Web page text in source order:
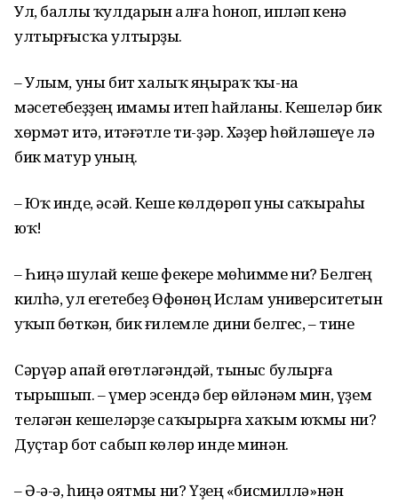
Ул, баллы ҡулдарын алға һоноп, ипләп кенә
ултырғысҡа ултырҙы.
– Улым, уны бит халыҡ яңыраҡ ҡы-на
мәсетебеҙҙең имамы итеп һайланы. Кешеләр бик
хөрмәт итә, итәғәтле ти-ҙәр. Хәҙер һөйләшеүе лә
бик матур уның.
– Юҡ инде, әсәй. Кеше көлдөрөп уны саҡыраһы
юҡ!
– Һиңә шулай кеше фекере мөһимме ни? Белгең
килһә, ул егетебеҙ Өфөнөң Ислам университетын
уҡып бөткән, бик ғилемле дини белгес, – тине
Сәрүәр апай өгөтләгәндәй, тыныс булырға
тырышып. – Ғүмер эсендә бер өйләнәм мин, үҙем
теләгән кешеләрҙе саҡырырға хаҡым юҡмы ни?
Дуҫтар бот сабып көлөр инде минән.
– Ә-ә-ә, һиңә оятмы ни? Үҙең «бисмиллә»нән